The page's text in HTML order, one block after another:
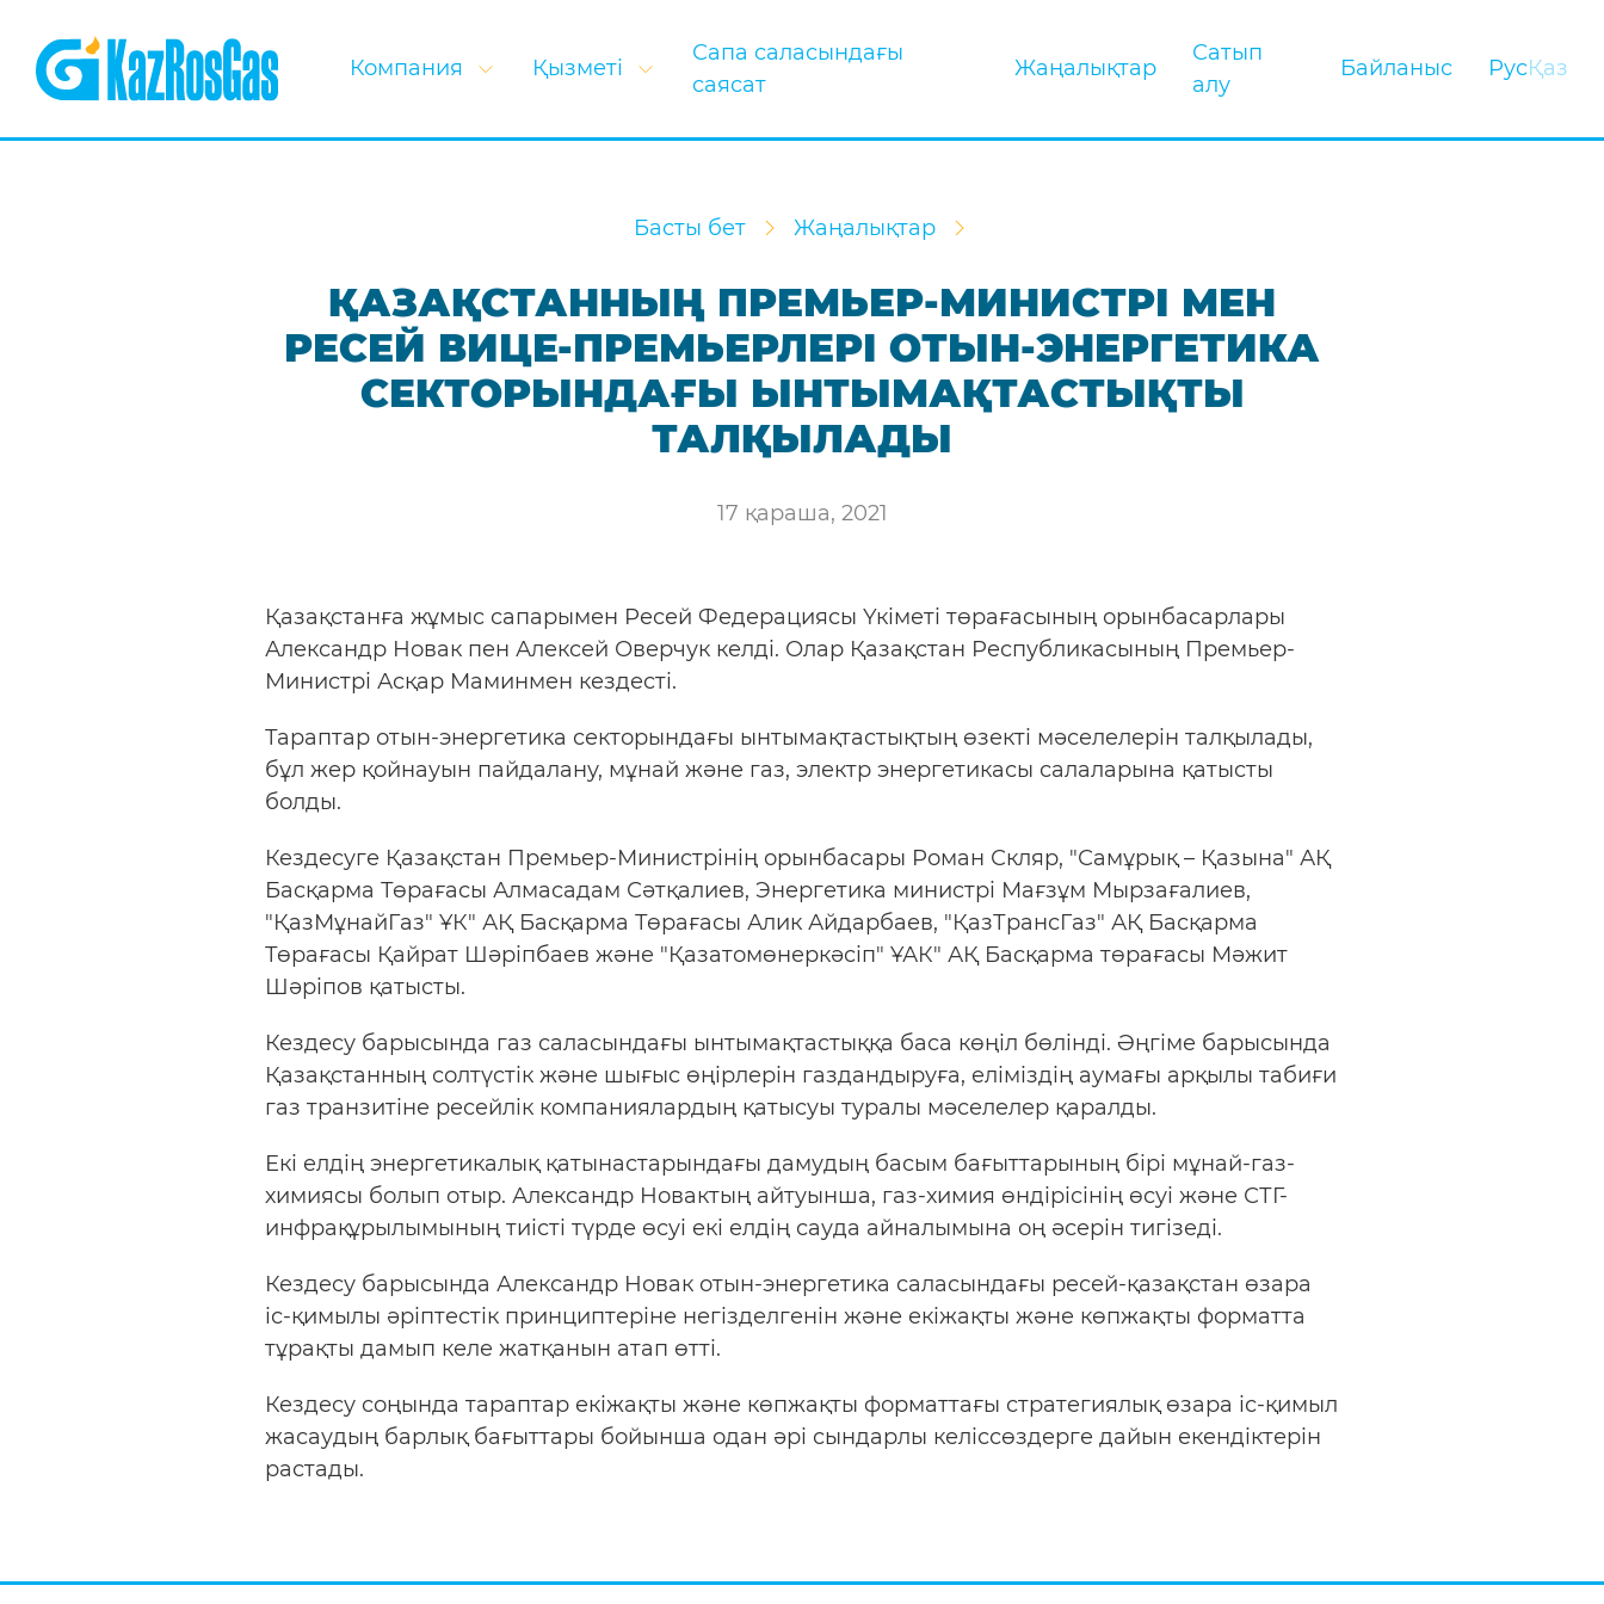
Компания Қызметі
Сапа саласындағы
саясат
Жаңалықтар
Сатып
алу
Байланыс РусҚаз
Басты бет Жаңалықтар
ҚАЗАҚСТАННЫҢ ПРЕМЬЕР-МИНИСТРІ МЕН
РЕСЕЙ ВИЦЕ-ПРЕМЬЕРЛЕРІ ОТЫН-ЭНЕРГЕТИКА
СЕКТОРЫНДАҒЫ ЫНТЫМАҚТАСТЫҚТЫ
ТАЛҚЫЛАДЫ
17 қараша, 2021
Қазақстанға жұмыс сапарымен Ресей Федерациясы Үкіметі төрағасының орынбасарлары
Александр Новак пен Алексей Оверчук келді. Олар Қазақстан Республикасының Премьер-
Министрі Асқар Маминмен кездесті.
Тараптар отын-энергетика секторындағы ынтымақтастықтың өзекті мәселелерін талқылады,
бұл жер қойнауын пайдалану, мұнай және газ, электр энергетикасы салаларына қатысты
болды.
Кездесуге Қазақстан Премьер-Министрінің орынбасары Роман Скляр, "Самұрық – Қазына" АҚ
Басқарма Төрағасы Алмасадам Сәтқалиев, Энергетика министрі Мағзұм Мырзағалиев,
"ҚазМұнайГаз" ҰК" АҚ Басқарма Төрағасы Алик Айдарбаев, "ҚазТрансГаз" АҚ Басқарма
Төрағасы Қайрат Шәріпбаев және "Қазатомөнеркәсіп" ҰАК" АҚ Басқарма төрағасы Мәжит
Шәріпов қатысты.
Кездесу барысында газ саласындағы ынтымақтастыққа баса көңіл бөлінді. Әңгіме барысында
Қазақстанның солтүстік және шығыс өңірлерін газдандыруға, еліміздің аумағы арқылы табиғи
газ транзитіне ресейлік компаниялардың қатысуы туралы мәселелер қаралды.
Екі елдің энергетикалық қатынастарындағы дамудың басым бағыттарының бірі мұнай-газ-
химиясы болып отыр. Александр Новактың айтуынша, газ-химия өндірісінің өсуі және СТГ-
инфрақұрылымының тиісті түрде өсуі екі елдің сауда айналымына оң әсерін тигізеді.
Кездесу барысында Александр Новак отын-энергетика саласындағы ресей-қазақстан өзара
іс-қимылы әріптестік принциптеріне негізделгенін және екіжақты және көпжақты форматта
тұрақты дамып келе жатқанын атап өтті.
Кездесу соңында тараптар екіжақты және көпжақты форматтағы стратегиялық өзара іс-қимыл
жасаудың барлық бағыттары бойынша одан әрі сындарлы келіссөздерге дайын екендіктерін
растады.